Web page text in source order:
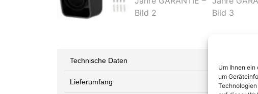
Um Ihnen
um
Technische Daten
Lieferumfang